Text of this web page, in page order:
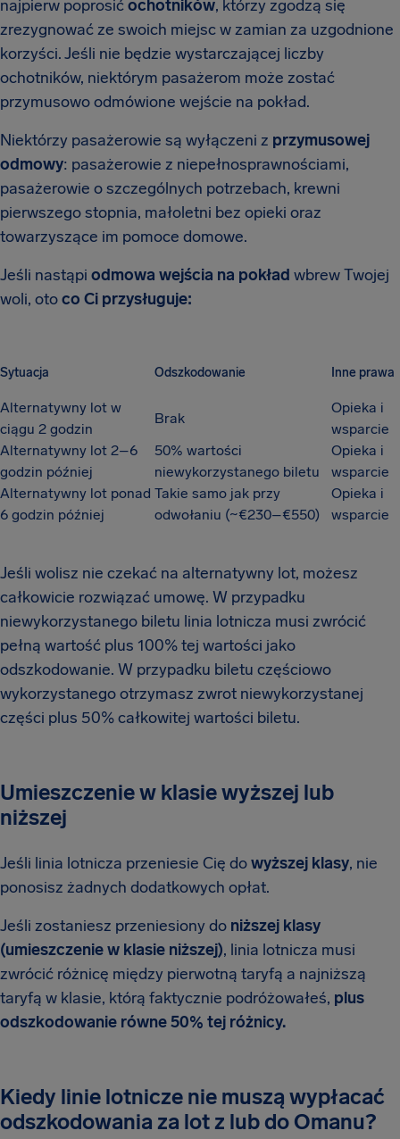
najpierw poprosićochotników, którzy zgodzą się
zrezygnować ze swoich miejsc w zamian za uzgodnione
korzyści. Jeśli nie będzie wystarczającej liczby
ochotników, niektórym pasażerom może zostać
przymusowo odmówione wejście na pokład.
Niektórzy pasażerowie są wyłączeni z przymusowej
odmowy: pasażerowie z niepełnosprawnościami,
pasażerowie o szczególnych potrzebach, krewni
pierwszego stopnia, małoletni bez opieki oraz
towarzyszące im pomoce domowe.
Jeśli nastąpi odmowa wejścia na pokład wbrew Twojej
woli, otoco Ci przysługuje:
Sytuacja Odszkodowanie Inne prawa
Alternatywny lot w
ciągu 2 godzin
Brak
Opieka i
wsparcie
Alternatywny lot 2–6
godzin później
50% wartości
niewykorzystanego biletu
Opieka i
wsparcie
Alternatywny lot ponad
6 godzin później
Takie samo jak przy
odwołaniu (~€230–€550)
Opieka i
wsparcie
Jeśli wolisz nie czekać na alternatywny lot, możesz
całkowicie rozwiązać umowę. W przypadku
niewykorzystanego biletu linia lotnicza musi zwrócić
pełną wartość plus 100% tej wartości jako
odszkodowanie. W przypadku biletu częściowo
wykorzystanego otrzymasz zwrot niewykorzystanej
części plus 50% całkowitej wartości biletu.
Umieszczenie w klasie wyższej lub
niższej
Jeśli linia lotnicza przeniesie Cię dowyższej klasy, nie
ponosisz żadnych dodatkowych opłat.
Jeśli zostaniesz przeniesiony do niższej klasy
(umieszczenie w klasie niższej), linia lotnicza musi
zwrócić różnicę między pierwotną taryfą a najniższą
taryfą w klasie, którą faktycznie podróżowałeś, plus
odszkodowanie równe 50% tej różnicy.
Kiedy linie lotnicze nie muszą wypłacać
odszkodowania za lot z lub do Omanu?